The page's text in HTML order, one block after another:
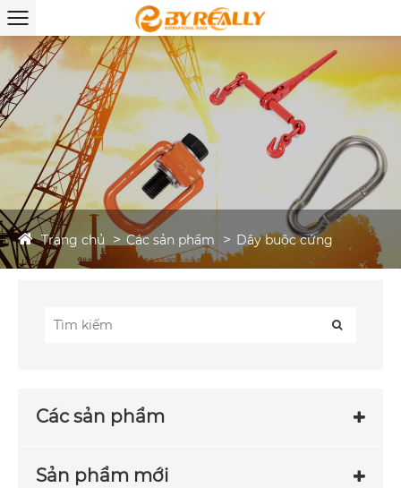
Trang chủ Các sản phẩm Dây buộc cứng
Các sản phẩm
Sản phẩm mới